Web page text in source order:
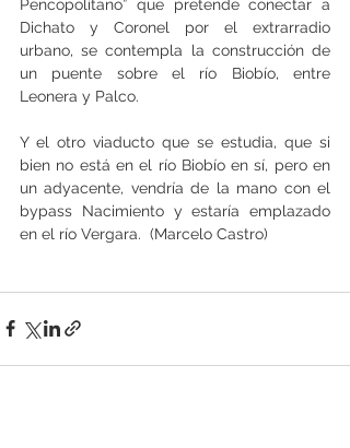
Pencopolitano” que pretende conectar a
Dichato y Coronel por el extrarradio
urbano, se contempla la construcción de
un puente sobre el río Biobío, entre
Leonera y Palco.
Y el otro viaducto que se estudia, que si
bien no está en el río Biobío en sí, pero en
un adyacente, vendría de la mano con el
bypass Nacimiento y estaría emplazado
en el río Vergara.  (Marcelo Castro)